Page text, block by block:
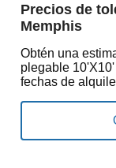
Precios de
Memphis
Obtén una
plegable
fechas de